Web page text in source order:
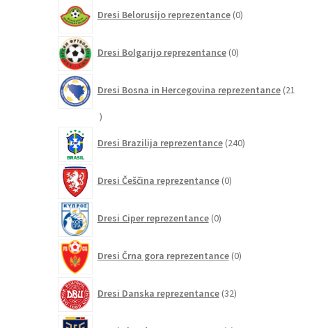
Dresi Belorusijo reprezentance 0izdelkov
Dresi Bolgarijo reprezentance 0izdelkov
Dresi Bosna in Hercegovina reprezentance 21
21
Dresi Brazilija reprezentance 240izdelkov
Dresi Češčina reprezentance 0izdelkov
Dresi Ciper reprezentance 0izdelkov
Dresi Črna gora reprezentance 0izdelkov
Dresi Danska reprezentance 32izdelkov